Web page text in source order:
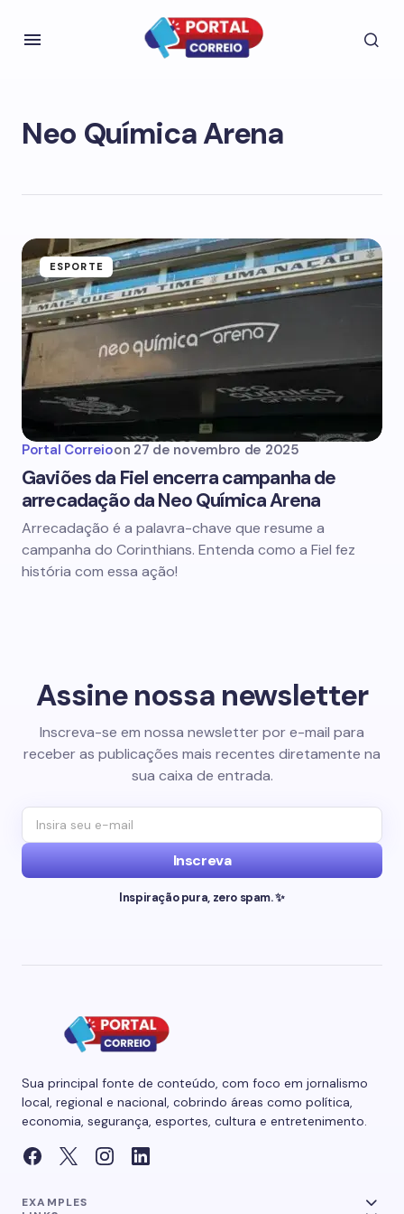
Neo Química Arena
ESPORTE
Portal Correioon 27 de novembro de 2025
Gaviões da Fiel encerra campanha de
arrecadação da Neo Química Arena
Arrecadação é a palavra-chave que resume a
campanha do Corinthians. Entenda como a Fiel fez
história com essa ação!
Assine nossa newsletter
Inscreva-se em nossa newsletter por e-mail para
receber as publicações mais recentes diretamente na
sua caixa de entrada.
Inscreva
Inspiração pura, zero spam. ✨
Sua principal fonte de conteúdo, com foco em jornalismo
local, regional e nacional, cobrindo áreas como política,
economia, segurança, esportes, cultura e entretenimento.
EXAMPLES